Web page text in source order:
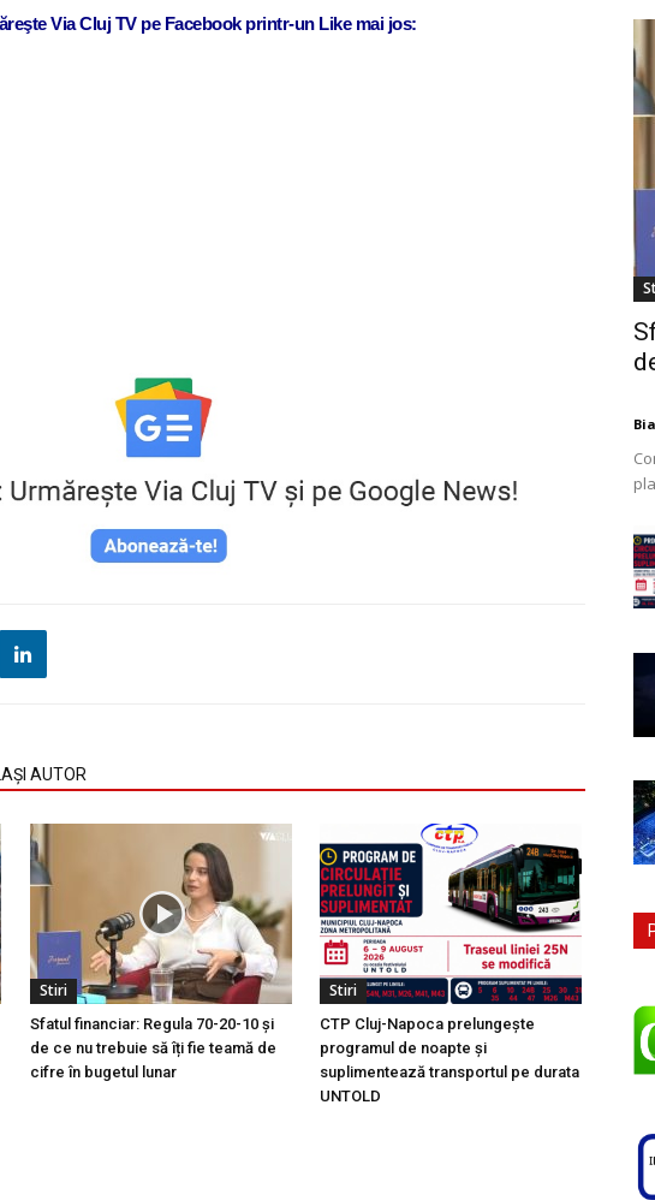
Via Cluj TV pe Facebook printr-un Like mai jos:
AUTOR
Stiri
Sfatul financiar: Regula 70-20-10 și
de ce nu trebuie să îți fie teamă de
cifre în bugetul lunar
Stiri
CTP Cluj-Napoca prelungește
programul de noapte și
suplimentează transportul pe durata
UNTOLD